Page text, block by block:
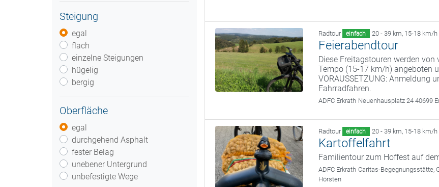
Steigung
egal
flach
einzelne Steigungen
hügelig
bergig
Oberfläche
egal
durchgehend Asphalt
fester Belag
unebener Untergrund
unbefestigte Wege
Radtour einfach 20 - 39 km, 15-18 km/h
Feierabendtour
Diese Freitagstouren werden
Tempo (15-17 km/h) angeboten
VORAUSSETZUNG: Anmeldung
Fahrradfahren.
ADFC Erkrath Neuenhausplatz 24 40699
Radtour einfach 20 - 39 km, 15-18 km/h
Kartoffelfahrt
Familientour zum Hoffest auf
ADFC Erkrath Caritas-Begegnungsstätte,
Hörsten